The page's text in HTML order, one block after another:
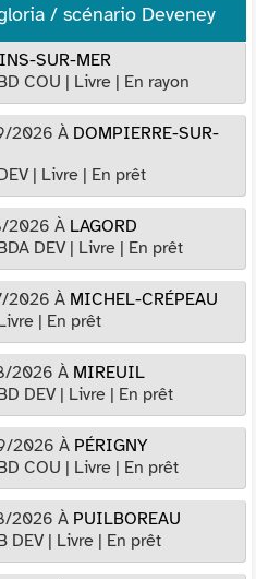
/ scénario Deveney
SUR-MER
COU | Livre | En rayon
2026 À DOMPIERRE-SUR-
| Livre | En prêt
2026 À LAGORD
DEV | Livre | En prêt
2026 À MICHEL-CRÉPEAU
| En prêt
2026 À MIREUIL
DEV | Livre | En prêt
2026 À PÉRIGNY
COU | Livre | En prêt
2026 À PUILBOREAU
DEV | Livre | En prêt